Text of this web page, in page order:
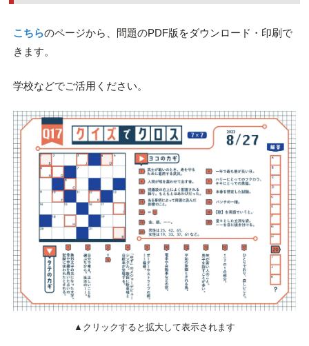
こちらのページから、問題のPDF版をダウンロード・印刷で
きます。
学校などでご活用ください。
▲クリックすると拡大して表示されます